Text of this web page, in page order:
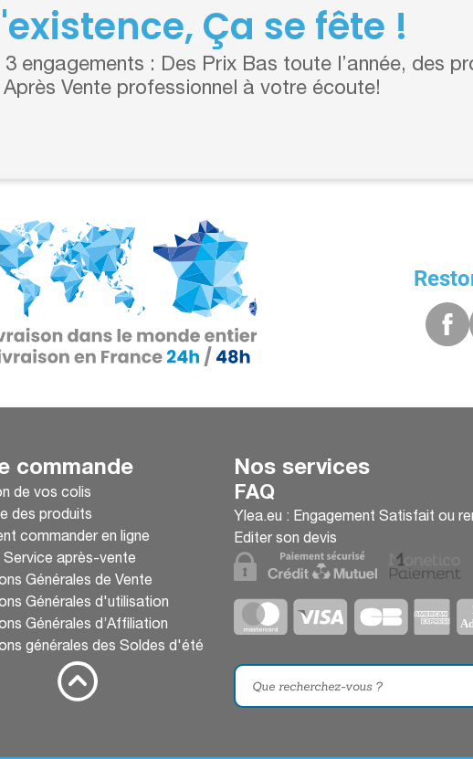
Ça se fête !
engagements : Des Prix Bas toute l’année, des
Vente professionnel à votre écoute!
commande
de vos colis
des produits
commander en ligne
Service après-vente
Générales de Vente
Générales d'utilisation
Générales d’Affiliation
générales des Soldes d'été
Nos services
FAQ
Ylea.eu : Engagement Satisfait ou
Editer son devis